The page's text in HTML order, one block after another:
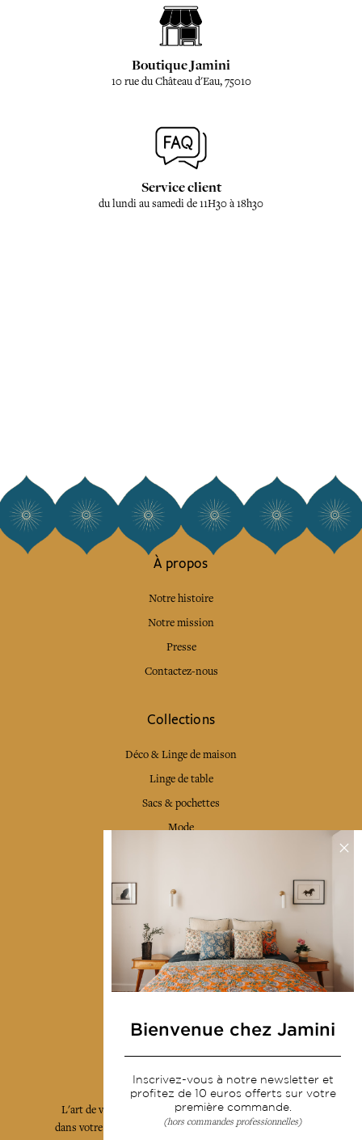
Boutique Jamini
10 rue du Château d'Eau, 75010
Service client
du lundi au samedi de 11H30 à 18h30
À propos
Notre histoire
Notre mission
Presse
Contactez-nous
Collections
Déco & Linge de maison
Linge de table
Sacs & pochettes
Mode
Livraison & retour
CGV
Devenir revendeur
Notre communauté
L'art de vivre JAMINI raconté avec poésie et élégance
dans votre boîte mail. Inscrivez vous à notre newsletter
Bienvenue chez Jamini
Inscrivez-vous à notre newsletter et
profitez de 10 euros offerts sur votre
première commande.
(hors commandes professionnelles)